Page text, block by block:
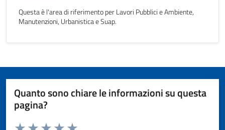
Questa è l'area di riferimento per Lavori Pubblici e Ambiente,
Manutenzioni, Urbanistica e Suap.
Quanto sono chiare le informazioni su questa
pagina?
Valuta da 1 a 5 stelle la pagina